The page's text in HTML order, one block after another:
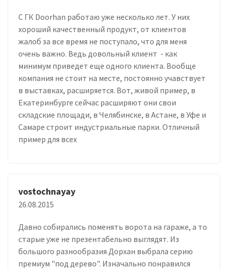
С ГК Doorhan работаю уже несколько лет. У них
хороший качественный продукт, от клиентов
жалоб за все время не поступало, что для меня
очень важно. Ведь довольный клиент - как
минимум приведет еще одного клиента. Вообще
компания не стоит на месте, постоянно учавствует
в выставках, расширяется. Вот, живой пример, в
Екатеринбурге сейчас расширяют они свои
складские площади, в Челябинске, в Астане, в Уфе и
Самаре строит индустриальные парки. Отличный
пример для всех
vostochnayay
26.08.2015
Давно собирались поменять ворота на гараже, а то
старые уже не презентабельно выглядят. Из
большого разнообразия Дорхан выбрала серию
премиум "под дерево". Изначально понравился